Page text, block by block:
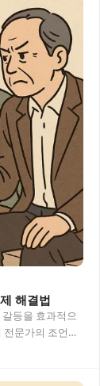
해결법
등을 효과적으
문가의 조언이